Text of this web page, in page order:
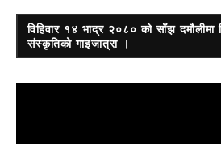
विहिवार १४ भाद्र २०८० को साँझ दमौलीमा
संस्कृतिको गाइजात्रा ।